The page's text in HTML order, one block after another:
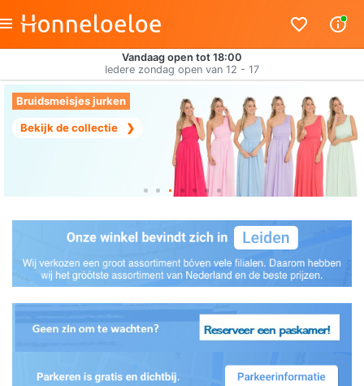
Vandaag open tot 18:00
Iedere zondag open van 12 - 17
Bruidsmeisjes jurken
Bekijk de collectie ❯